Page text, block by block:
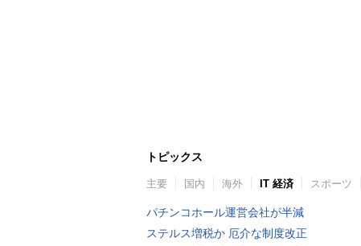
トピックス
主要 国内 海外 IT 経済 スポーツ
パチンコホール運営会社が半減
ステルス増税か 厄介な制度改正